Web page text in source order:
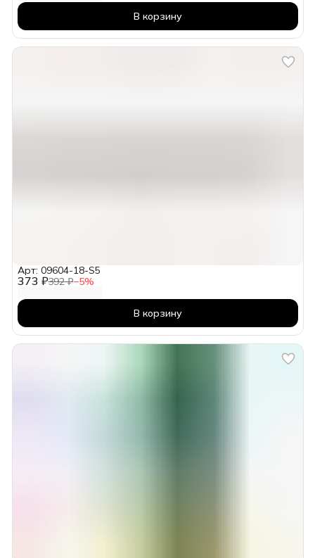
В корзину
373 ₽392 ₽−5%
Арт: 09604-18-S5
В корзину